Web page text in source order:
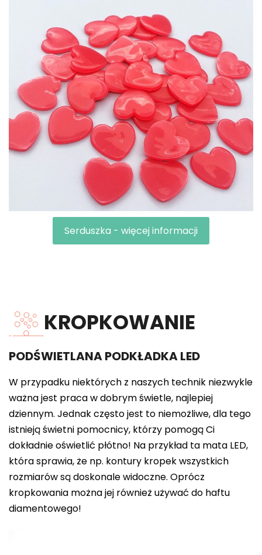
Serduszka - więcej informacji
KROPKOWANIE
PODŚWIETLANA PODKŁADKA LED
W przypadku niektórych z naszych technik niezwykle
ważna jest praca w dobrym świetle, najlepiej
dziennym. Jednak często jest to niemożliwe, dla tego
istnieją świetni pomocnicy, którzy pomogą Ci
dokładnie oświetlić płótno! Na przykład ta mata LED,
która sprawia, że np. kontury kropek wszystkich
rozmiarów są doskonale widoczne. Oprócz
kropkowania można jej również używać do haftu
diamentowego!